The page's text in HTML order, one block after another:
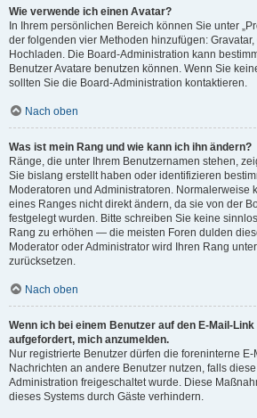
Wie verwende ich einen Avatar?
In Ihrem persönlichen Bereich können Sie unter
der folgenden vier Methoden hinzufügen:
Hochladen. Die Board-Administration kann
Benutzer Avatare benutzen können. Wenn Sie
sollten Sie die Board-Administration kontaktieren.
Nach oben
Was ist mein Rang und wie kann ich ihn ändern?
Ränge, die unter Ihrem Benutzernamen stehen,
Sie bislang erstellt haben oder identifizieren
Moderatoren und Administratoren. Normalerweise
eines Ranges nicht direkt ändern, da sie von der
festgelegt wurden. Bitte schreiben Sie keine
Rang zu erhöhen — die meisten Foren dulden
Moderator oder Administrator wird Ihren Rang
zurücksetzen.
Nach oben
Wenn ich bei einem Benutzer auf den E-Mail-
aufgefordert, mich anzumelden.
Nur registrierte Benutzer dürfen die foreninterne
Nachrichten an andere Benutzer nutzen, falls
Administration freigeschaltet wurde. Diese
dieses Systems durch Gäste verhindern.